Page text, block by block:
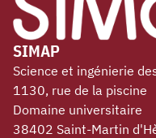
SIMAP
Science et ingénierie
1130, rue de la piscine
Domaine universitaire
38402 Saint-Martin